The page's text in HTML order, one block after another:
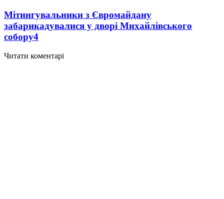
Мітингувальники з Євромайдану
забарикадувалися у дворі Михайлівського
собору4
Читати коментарі